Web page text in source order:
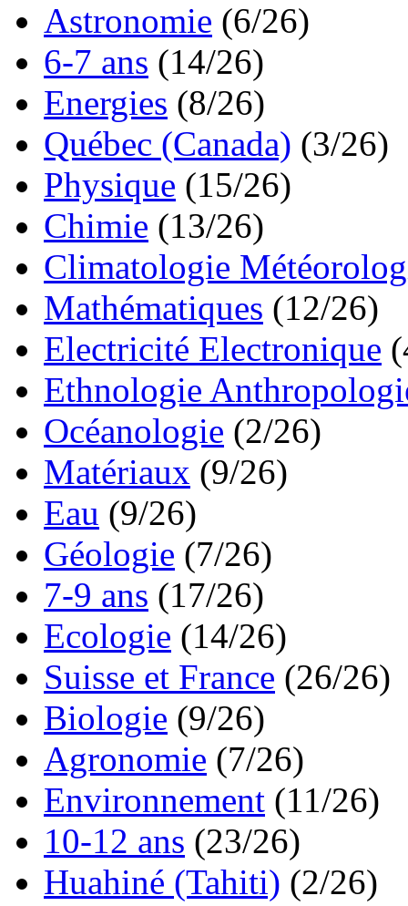
Astronomie (6/26)
6-7 ans (14/26)
Energies (8/26)
Québec (Canada) (3/26)
Physique (15/26)
Chimie (13/26)
Climatologie
Mathématiques (12/26)
Electricité Electronique
Ethnologie
Océanologie (2/26)
Matériaux (9/26)
Eau (9/26)
Géologie (7/26)
7-9 ans (17/26)
Ecologie (14/26)
Suisse et France (26/26)
Biologie (9/26)
Agronomie (7/26)
Environnement (11/26)
10-12 ans (23/26)
Huahiné (Tahiti) (2/26)